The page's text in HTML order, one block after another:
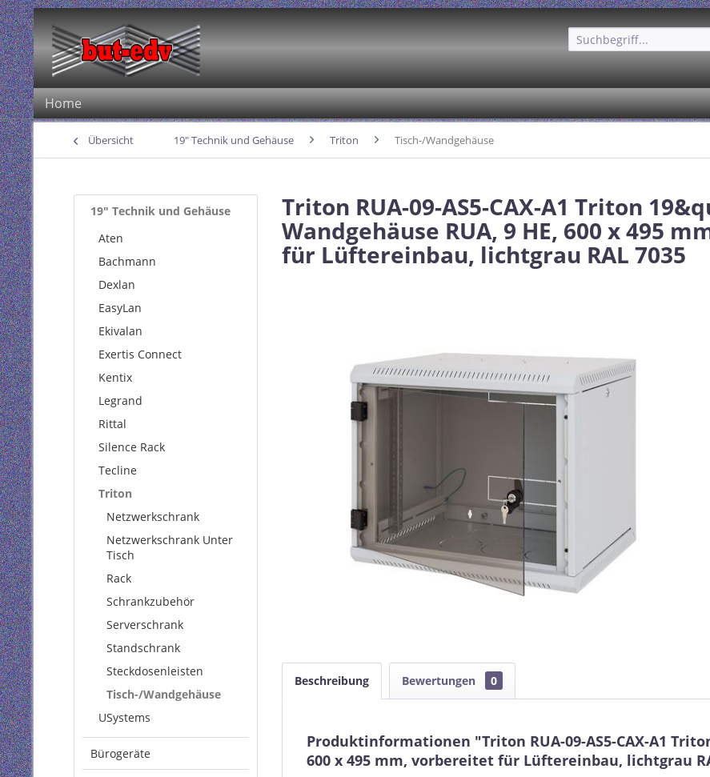
Home
Übersicht 19" Technik und Gehäuse Triton Tisch-/Wandgehäuse
19" Technik und Gehäuse
Aten
Bachmann
Dexlan
EasyLan
Ekivalan
Exertis Connect
Kentix
Legrand
Rittal
Silence Rack
Tecline
Triton
Netzwerkschrank
Netzwerkschrank Unter
Tisch
Rack
Schrankzubehör
Serverschrank
Standschrank
Steckdosenleisten
Tisch-/Wandgehäuse
USystems
Bürogeräte
Triton RUA-09-AS5-CAX-A1 Triton
Wandgehäuse RUA, 9 HE, 600 x 495
für Lüftereinbau, lichtgrau RAL 7035
Beschreibung Bewertungen 0
Produktinformationen "Triton RUA-09-AS5-CAX-A1
600 x 495 mm, vorbereitet für Lüftereinbau, lichtgrau